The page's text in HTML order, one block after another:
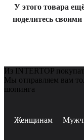
У этого товара
поделитесь
Из INTERTOP
Мы отправляем вам
шопинга
Женщинам